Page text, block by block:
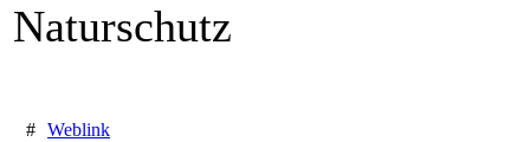
Naturschutz
# Weblink